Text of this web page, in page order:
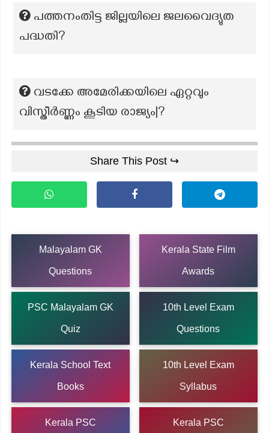
പത്തനംതിട്ട ജില്ലയിലെ ജലവൈദ്യുത
പദ്ധതി?
വടക്കേ അമേരിക്കയിലെ ഏറ്റവും
വിസ്തീർണ്ണം കൂടിയ രാജ്യം|?
Share This Post ↪
Malayalam GK
Questions
Kerala State Film
Awards
PSC Malayalam GK
Quiz
10th Level Exam
Questions
Kerala School Text
Books
10th Level Exam
Syllabus
Kerala PSC Kerala PSC